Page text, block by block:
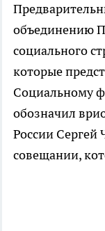
объединению
социального
которые
Социальному
обозначил
России Сергей
совещании,